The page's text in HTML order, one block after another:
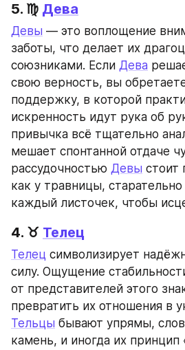
5. ♍ Дева
Девы — это воплощение
заботы, что делает их
союзниками. Если Дева
свою верность, вы
поддержку, в которой
искренность идут рука об
привычка всё тщательно
мешает спонтанной отдаче
рассудочностью Девы стоит
как у травницы,
каждый листочек, чтобы
4. ♉ Телец
Телец символизирует
силу. Ощущение
от представителей этого
Тельцы бывают упрямы,
камень, и иногда их принцип